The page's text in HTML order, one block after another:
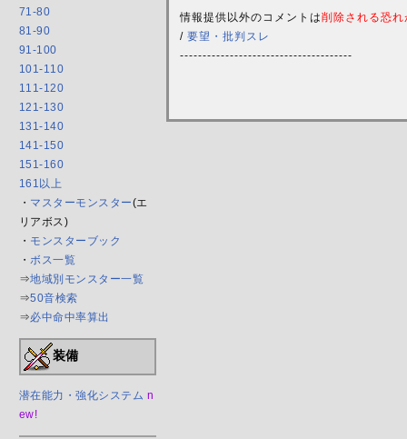
71-80
81-90
91-100
101-110
111-120
121-130
131-140
141-150
151-160
161以上
・ マスターモンスター(エ
リアボス)
・ モンスターブック
・ ボス一覧
⇒地域別モンスター一覧
⇒50音検索
⇒必中命中率算出
装備
潜在能力・強化システム n
ew!
情報提供以外のコメントは削除される恐
/ 要望・批判スレ
--------------------------------------